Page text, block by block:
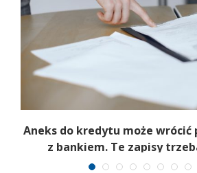
Aneks do kredytu może wrócić
z bankiem. Te zapisy